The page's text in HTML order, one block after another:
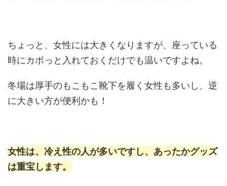
ちょっと、女性には大きくなりますが、座っている
時にカポっと入れておくだけでも温いですよね。
冬場は厚手のもこもこ靴下を履く女性も多いし、逆
に大きい方が便利かも！
女性は、冷え性の人が多いですし、あったかグッズ
は重宝します。